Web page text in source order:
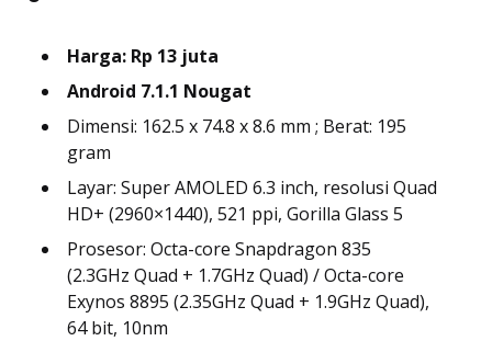
Harga: Rp 13 juta
Android 7.1.1 Nougat
Dimensi: 162.5 x 74.8 x 8.6 mm ; Berat: 195
gram
Layar: Super AMOLED 6.3 inch, resolusi Quad
HD+ (2960×1440), 521 ppi, Gorilla Glass 5
Prosesor: Octa-core Snapdragon 835
(2.3GHz Quad + 1.7GHz Quad) / Octa-core
Exynos 8895 (2.35GHz Quad + 1.9GHz Quad),
64 bit, 10nm